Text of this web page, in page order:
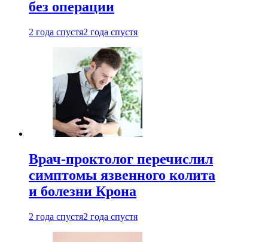
без операции
2 года спустя2 года спустя
Врач-проктолог перечислил
симптомы язвенного колита
и болезни Крона
2 года спустя2 года спустя